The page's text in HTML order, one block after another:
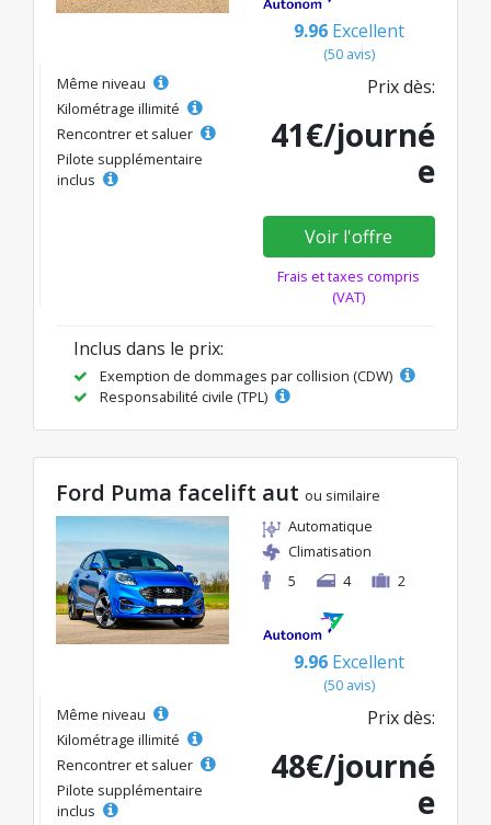
9.96 Excellent
(50 avis)
Même niveau
Kilométrage illimité
Rencontrer et saluer
Pilote supplémentaire
inclus
Prix dès:
41€/journé
e
Voir l'offre
Frais et taxes compris
(VAT)
Inclus dans le prix:
Exemption de dommages par collision (CDW)
Responsabilité civile (TPL)
Ford Puma facelift aut ou similaire
Automatique
Climatisation
5
4 2
9.96 Excellent
(50 avis)
Même niveau
Kilométrage illimité
Rencontrer et saluer
Pilote supplémentaire
inclus
Prix dès:
48€/journé
e